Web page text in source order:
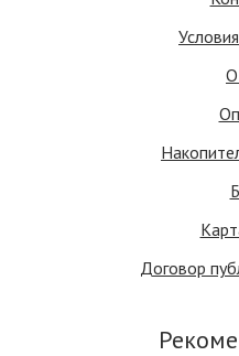
О
Договор